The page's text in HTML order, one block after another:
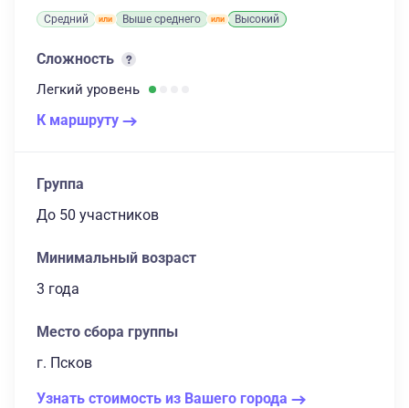
Средний Выше среднего Высокий
Сложность
Легкий уровень
К маршруту
Группа
до 50 участников
Минимальный возраст
3 года
Место сбора группы
г. Псков
Узнать стоимость из Вашего города